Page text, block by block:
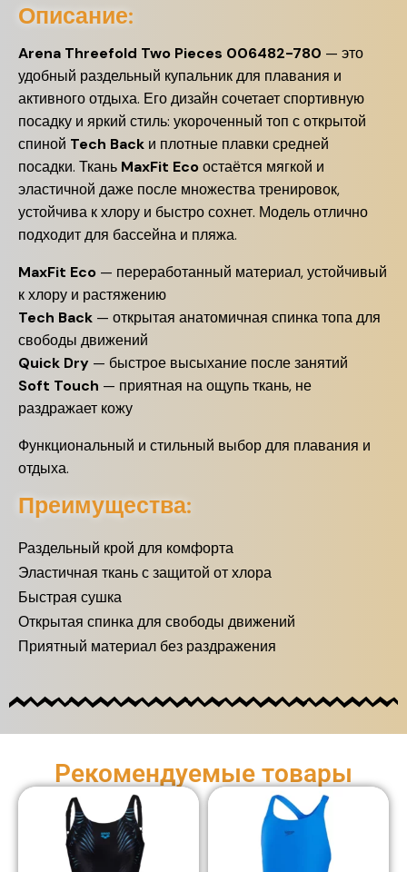
Описание:
Arena Threefold Two Pieces 006482-780 — это
удобный раздельный купальник для плавания и
активного отдыха. Его дизайн сочетает спортивную
посадку и яркий стиль: укороченный топ с открытой
спиной Tech Back и плотные плавки средней
посадки. Ткань MaxFit Ecoостаётся мягкой и
эластичной даже после множества тренировок,
устойчива к хлору и быстро сохнет. Модель отлично
подходит для бассейна и пляжа.
MaxFit Eco — переработанный материал, устойчивый
к хлору и растяжению
Tech Back — открытая анатомичная спинка топа для
свободы движений
Quick Dry — быстрое высыхание после занятий
Soft Touch — приятная на ощупь ткань, не
раздражает кожу
Функциональный и стильный выбор для плавания и
отдыха.
Преимущества:
Раздельный крой для комфорта
Эластичная ткань с защитой от хлора
Быстрая сушка
Открытая спинка для свободы движений
Приятный материал без раздражения
Рекомендуемые товары